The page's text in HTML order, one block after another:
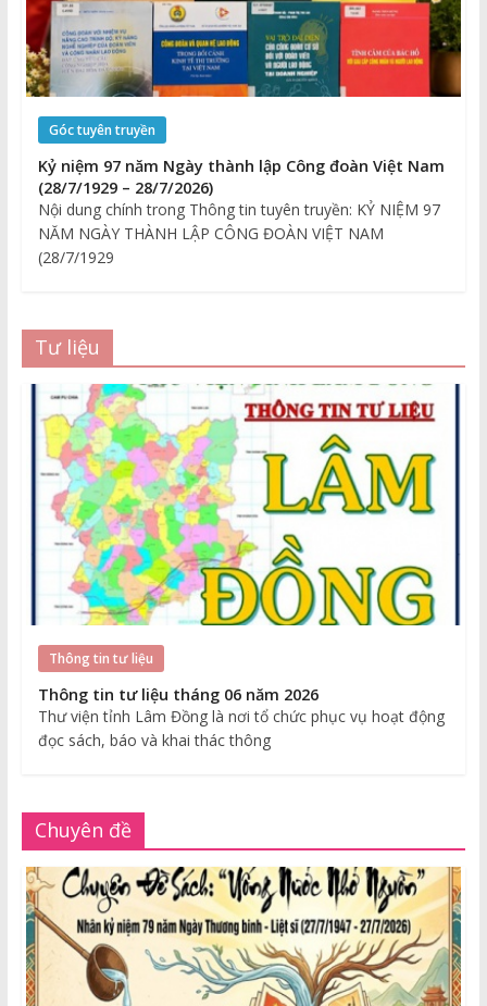
Góc tuyên truyền
Kỷ niệm 97 năm Ngày thành lập Công đoàn Việt Nam
(28/7/1929 – 28/7/2026)
Nội dung chính trong Thông tin tuyên truyền: KỶ NIỆM 97
NĂM NGÀY THÀNH LẬP CÔNG ĐOÀN VIỆT NAM
(28/7/1929
Tư liệu
Thông tin tư liệu
Thông tin tư liệu tháng 06 năm 2026
Thư viện tỉnh Lâm Đồng là nơi tổ chức phục vụ hoạt động
đọc sách, báo và khai thác thông
Chuyên đề